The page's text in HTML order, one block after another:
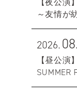
【夜公演
～友情が
2026.
【昼公演
SUMMER